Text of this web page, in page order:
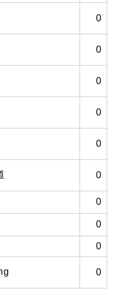
0
0
0
0
0
0
0
0
0
0